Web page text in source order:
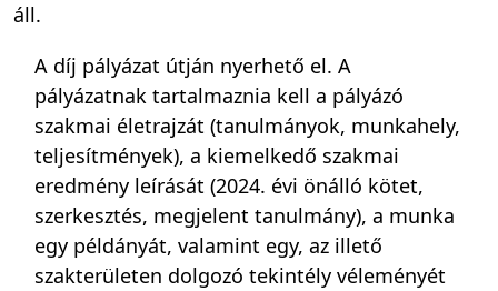
áll.
A díj pályázat útján nyerhető el. A
pályázatnak tartalmaznia kell a pályázó
szakmai életrajzát (tanulmányok, munkahely,
teljesítmények), a kiemelkedő szakmai
eredmény leírását (2024. évi önálló kötet,
szerkesztés, megjelent tanulmány), a munka
egy példányát, valamint egy, az illető
szakterületen dolgozó tekintély véleményét